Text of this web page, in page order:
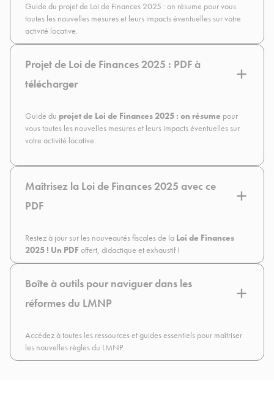
Guide du projet de Loi de Finances 2025 : on résume pour vous
toutes les nouvelles mesures et leurs impacts éventuelles sur votre
activité locative.
Projet de Loi de Finances 2025 : PDF à
télécharger
Guide du projet de Loi de Finances 2025 : on résume pour
vous toutes les nouvelles mesures et leurs impacts éventuelles sur
votre activité locative.
Maîtrisez la Loi de Finances 2025 avec ce
PDF
Restez à jour sur les nouveautés fiscales de la Loi de Finances
2025 ! Un PDF offert, didactique et exhaustif !
Boîte à outils pour naviguer dans les
réformes du LMNP
Accédez à toutes les ressources et guides essentiels pour maîtriser
les nouvelles règles du LMNP.